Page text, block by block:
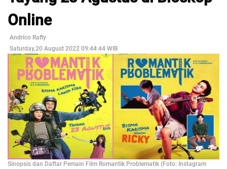
Online
Andrico Rafly
Saturday,20 August 2022 09:44:44 WIB
Sinopsis dan Daftar Pemain Film Romantik Problematik (Foto: Instagram